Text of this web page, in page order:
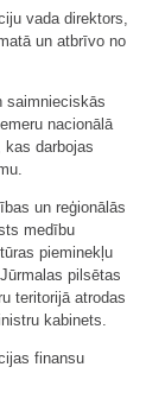
vada direktors,
un atbrīvo no
saimnieciskās
nacionālā
kas darbojas
un reģionālās
medību
pieminekļu
pilsētas
teritorijā atrodas
kabinets.
finansu